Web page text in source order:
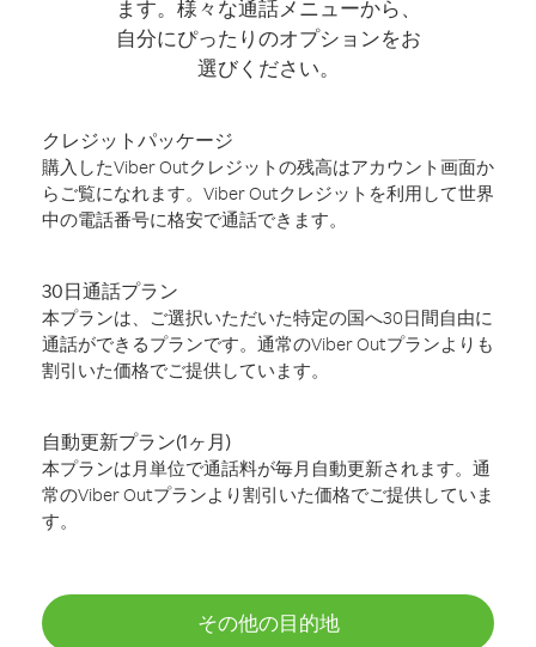
ます。様々な通話メニューから、
自分にぴったりのオプションをお
選びください。
クレジットパッケージ
購入したViber Outクレジットの残高はアカウント画面か
らご覧になれます。Viber Outクレジットを利用して世界
中の電話番号に格安で通話できます。
30日通話プラン
本プランは、ご選択いただいた特定の国へ30日間自由に
通話ができるプランです。通常のViber Outプランよりも
割引いた価格でご提供しています。
自動更新プラン(1ヶ月)
本プランは月単位で通話料が毎月自動更新されます。通
常のViber Outプランより割引いた価格でご提供していま
す。
その他の目的地